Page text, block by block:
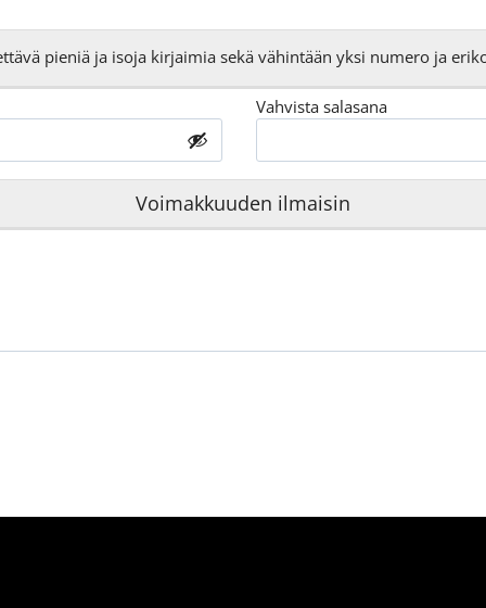
pieniä ja isoja kirjaimia sekä vähintään yksi numero ja
Vahvista salasana
Voimakkuuden ilmaisin